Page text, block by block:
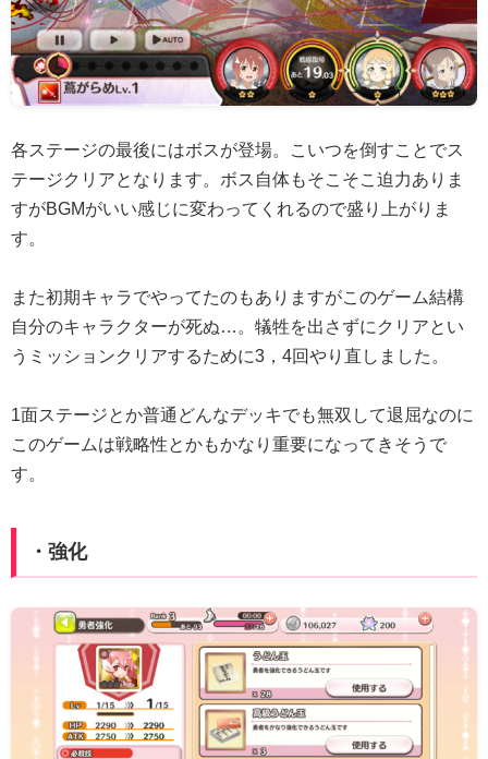
各ステージの最後にはボスが登場。こいつを倒すことでス
テージクリアとなります。ボス自体もそこそこ迫力ありま
すがBGMがいい感じに変わってくれるので盛り上がりま
す。
また初期キャラでやってたのもありますがこのゲーム結構
自分のキャラクターが死ぬ…。犠牲を出さずにクリアとい
うミッションクリアするために3，4回やり直しました。
1面ステージとか普通どんなデッキでも無双して退屈なのに
このゲームは戦略性とかもかなり重要になってきそうで
す。
・強化